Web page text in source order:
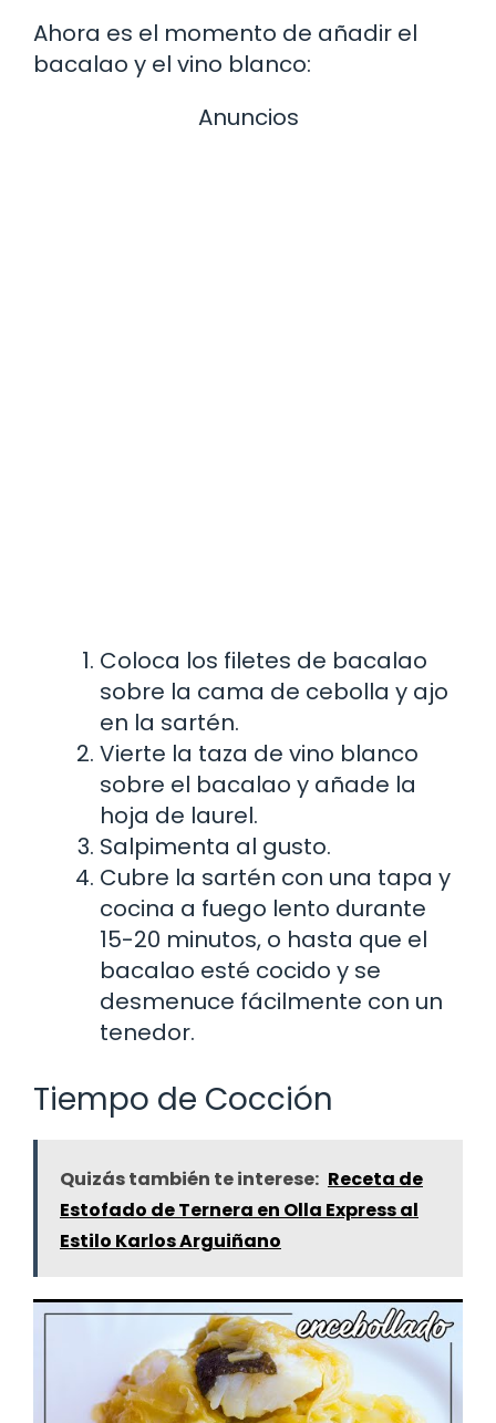
Ahora es el momento de añadir el
bacalao y el vino blanco:
Anuncios
Coloca los filetes de bacalao
sobre la cama de cebolla y ajo
en la sartén.
Vierte la taza de vino blanco
sobre el bacalao y añade la
hoja de laurel.
Salpimenta al gusto.
Cubre la sartén con una tapa y
cocina a fuego lento durante
15-20 minutos, o hasta que el
bacalao esté cocido y se
desmenuce fácilmente con un
tenedor.
Tiempo de Cocción
Quizás también te interese: Receta de
Estofado de Ternera en Olla Express al
Estilo Karlos Arguiñano